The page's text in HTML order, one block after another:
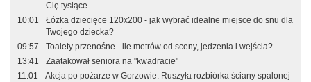
Cię tysiące
10:01
Łóżka dziecięce 120x200 - jak wybrać idealne miejsce do snu dla
Twojego dziecka?
09:57
Toalety przenośne - ile metrów od sceny, jedzenia i wejścia?
13:41
Zaatakował seniora na "kwadracie"
11:01
Akcja po pożarze w Gorzowie. Ruszyła rozbiórka ściany spalonej